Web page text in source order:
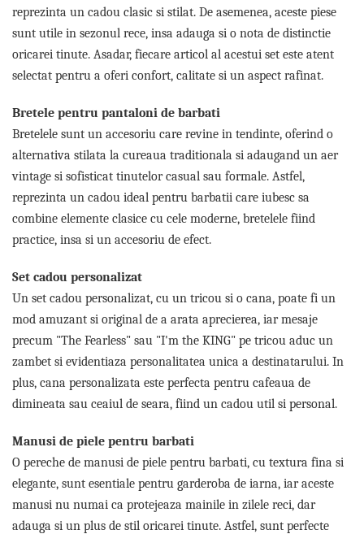
Seturi elegante femei
Umbrele
Pijamale de copii
Pijamale BIG SIZE femei
Tricouri de craciun
Tricouri de cuplu Valentine's Day
Valentine's Day
Cadouri pentru Bunici
Cadouri pentru Nasi si Fini
Cadouri Craciun
Cadouri pentru Mama
Cadouri pentru profesori sau absolventi
Cadouri Back to school
Cadouri de Paște
Cadouri Traditionale Romanesti
8 Martie
Cadouri pentru CUPLU El & Ea
Cadouri Iubitori de animale
Cadouri pentru sportivi
Cadouri Pensionare
Cadouri Colegi, sefi sau angajati
Cadouri pentru Doctori
Cadouri pentru Sfânta Maria
reprezinta un cadou clasic si stilat. De asemenea, aceste piese
sunt utile in sezonul rece, insa adauga si o nota de distinctie
oricarei tinute. Asadar, fiecare articol al acestui set este atent
selectat pentru a oferi confort, calitate si un aspect rafinat.
Bretele pentru pantaloni de barbati
Bretelele sunt un accesoriu care revine in tendinte, oferind o
alternativa stilata la cureaua traditionala si adaugand un aer
vintage si sofisticat tinutelor casual sau formale. Astfel,
reprezinta un cadou ideal pentru barbatii care iubesc sa
combine elemente clasice cu cele moderne, bretelele fiind
practice, insa si un accesoriu de efect.
Set cadou personalizat
Un set cadou personalizat, cu un tricou si o cana, poate fi un
mod amuzant si original de a arata aprecierea, iar mesaje
precum "The Fearless" sau "I'm the KING" pe tricou aduc un
zambet si evidentiaza personalitatea unica a destinatarului. In
plus, cana personalizata este perfecta pentru cafeaua de
dimineata sau ceaiul de seara, fiind un cadou util si personal.
Manusi de piele pentru barbati
O pereche de manusi de piele pentru barbati, cu textura fina si
elegante, sunt esentiale pentru garderoba de iarna, iar aceste
manusi nu numai ca protejeaza mainile in zilele reci, dar
adauga si un plus de stil oricarei tinute. Astfel, sunt perfecte